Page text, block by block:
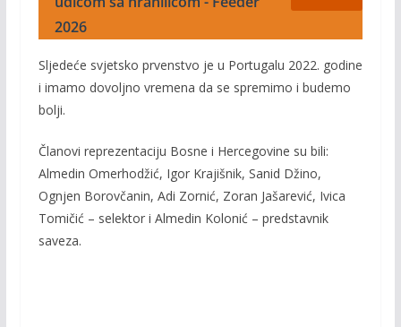
2026
Sljedeće svjetsko prvenstvo je u Portugalu 2022. godine
i imamo dovoljno vremena da se spremimo i budemo
bolji.
Članovi reprezentaciju Bosne i Hercegovine su bili:
Almedin Omerhodžić, Igor Krajišnik, Sanid Džino,
Ognjen Borovčanin, Adi Zornić, Zoran Jašarević, Ivica
Tomičić – selektor i Almedin Kolonić – predstavnik
saveza.